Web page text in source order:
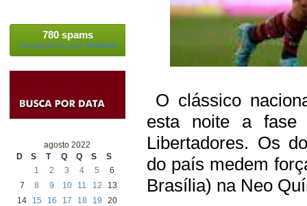
780 spams
bloqueados pelo Akismet
agosto 2022
D
S T Q Q S
S
1
2 3 4 5
6
7
8 9 10 11 12
13
14
15 16 17 18 19
20
O clássico
esta noite a
Libertadores. Os
do país medem
Brasília) na Neo